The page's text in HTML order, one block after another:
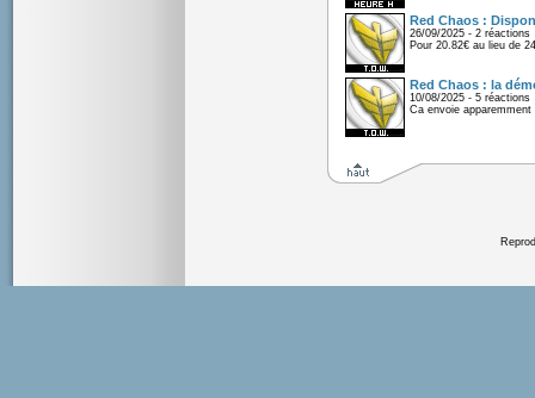
Red Chaos :
26/09/2025 - 2 réactions
Pour 20.82€ au lieu de
Red Chaos : la
10/08/2025 - 5 réactions
Ca envoie apparemment